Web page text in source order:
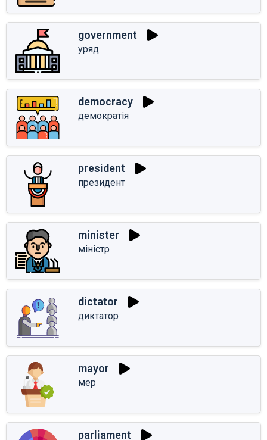
government
уряд
democracy
демократія
president
президент
minister
міністр
dictator
диктатор
mayor
мер
parliament